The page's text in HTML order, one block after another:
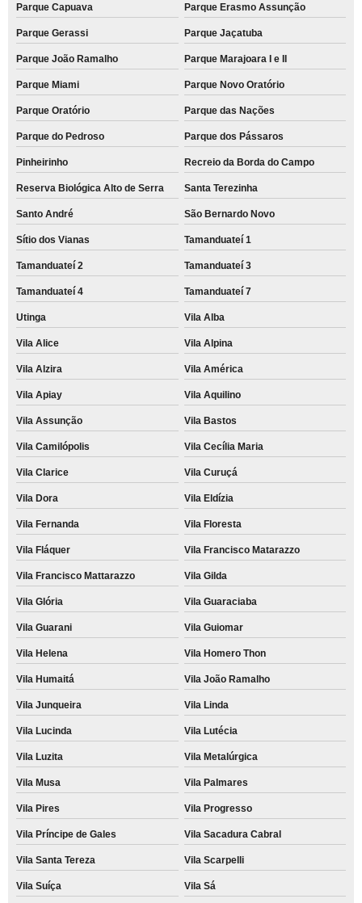
Parque Capuava Parque Erasmo Assunção
Parque Gerassi Parque Jaçatuba
Parque João Ramalho Parque Marajoara I e II
Parque Miami Parque Novo Oratório
Parque Oratório Parque das Nações
Parque do Pedroso Parque dos Pássaros
Pinheirinho Recreio da Borda do Campo
Reserva Biológica Alto de Serra Santa Terezinha
Santo André São Bernardo Novo
Sítio dos Vianas Tamanduateí 1
Tamanduateí 2 Tamanduateí 3
Tamanduateí 4 Tamanduateí 7
Utinga Vila Alba
Vila Alice Vila Alpina
Vila Alzira Vila América
Vila Apiay Vila Aquilino
Vila Assunção Vila Bastos
Vila Camilópolis Vila Cecília Maria
Vila Clarice Vila Curuçá
Vila Dora Vila Eldízia
Vila Fernanda Vila Floresta
Vila Fláquer Vila Francisco Matarazzo
Vila Francisco Mattarazzo Vila Gilda
Vila Glória Vila Guaraciaba
Vila Guarani Vila Guiomar
Vila Helena Vila Homero Thon
Vila Humaitá Vila João Ramalho
Vila Junqueira Vila Linda
Vila Lucinda Vila Lutécia
Vila Luzita Vila Metalúrgica
Vila Musa Vila Palmares
Vila Pires Vila Progresso
Vila Príncipe de Gales Vila Sacadura Cabral
Vila Santa Tereza Vila Scarpelli
Vila Suíça Vila Sá